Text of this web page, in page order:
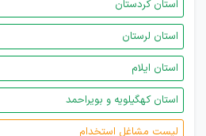
استان کردستان
استان لرستان
استان ایلام
استان کهگیلویه و بویراحمد
لیست مشاغل استخدام